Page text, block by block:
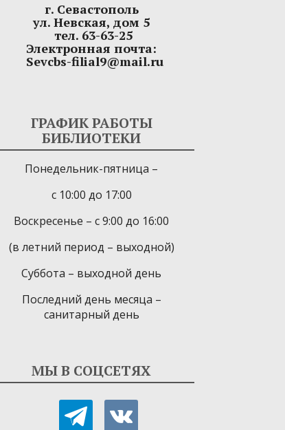
г. Севастополь
ул. Невская, дом 5
тел. 63-63-25
Электронная почта:
Sevcbs-filial9@mail.ru
ГРАФИК РАБОТЫ
БИБЛИОТЕКИ
Понедельник-пятница –
с 10:00 до 17:00
Воскресенье – с 9:00 до 16:00
(в летний период – выходной)
Суббота – выходной день
Последний день месяца –
санитарный день
МЫ В СОЦСЕТЯХ
telegram vkontakte